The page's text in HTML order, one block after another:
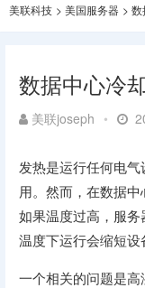
美联科技 > 美国服务器 > 数
数据中心冷
美联joseph •
发热是运行任何电
用。然而，在数据中
如果温度过高，服
温度下运行会缩短设
一个相关的问题是